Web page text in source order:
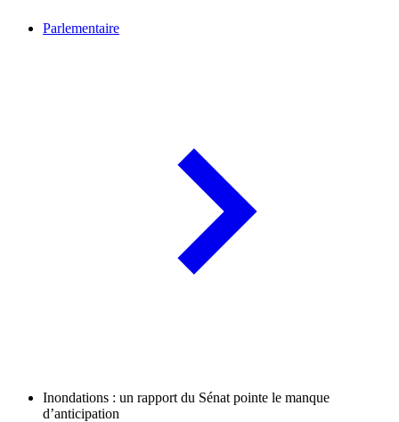
Parlementaire
Inondations : un rapport du Sénat pointe le manque
d’anticipation